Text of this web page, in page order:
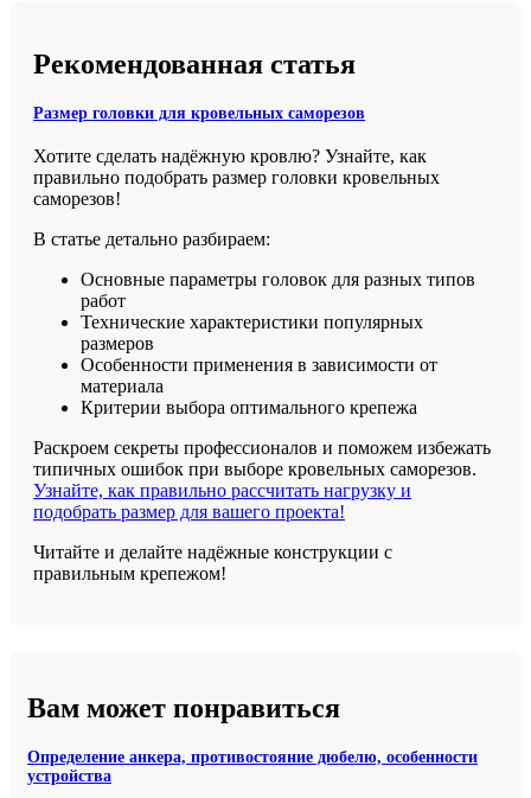
Рекомендованная статья
Размер головки для кровельных саморезов
Хотите сделать надёжную кровлю? Узнайте, как
правильно подобрать размер головки кровельных
саморезов!
В статье детально разбираем:
Основные параметры головок для разных типов
работ
Технические характеристики популярных
размеров
Особенности применения в зависимости от
материала
Критерии выбора оптимального крепежа
Раскроем секреты профессионалов и поможем избежать
типичных ошибок при выборе кровельных саморезов.
Узнайте, как правильно рассчитать нагрузку и
подобрать размер для вашего проекта!
Читайте и делайте надёжные конструкции с
правильным крепежом!
Вам может понравиться
Определение анкера, противостояние дюбелю, особенности
устройства